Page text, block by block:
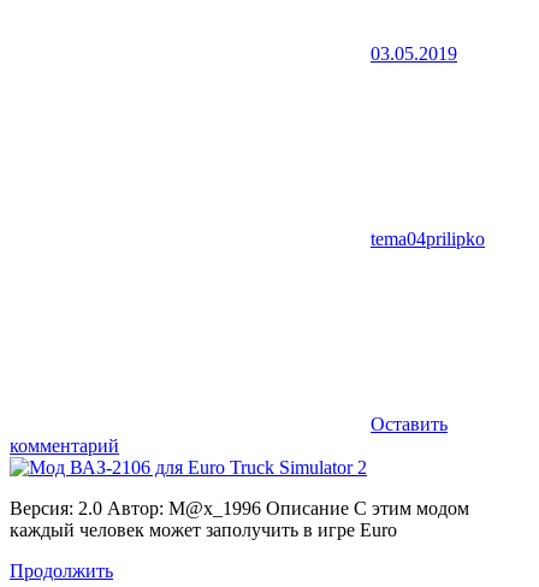
03.05.2019
tema04prilipko
Оставить
комментарий
Версия: 2.0 Автор: M@x_1996 Описание С этим модом
каждый человек может заполучить в игре Euro
Продолжить